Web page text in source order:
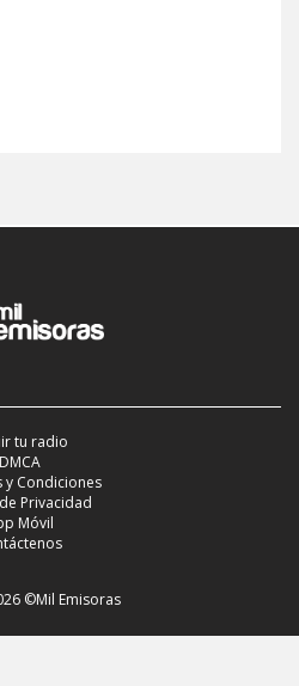
tu radio
DMCA
y Condiciones
Privacidad
Móvil
©Mil Emisoras